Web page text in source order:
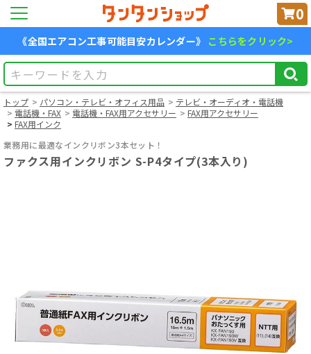
0
《全国エアコン工事可能目安カレンダー》 こちらをクリック>
トップ パソコン・テレビ・オフィス用品
テレビ・オーディオ・電話機
電話機・FAX
電話機・FAX用アクセサリー
FAX用アクセサリー
FAX用インク
業務用に最適なインクリボン3本セット！
ファクス用インクリボン S-P4タイプ(3本入り)